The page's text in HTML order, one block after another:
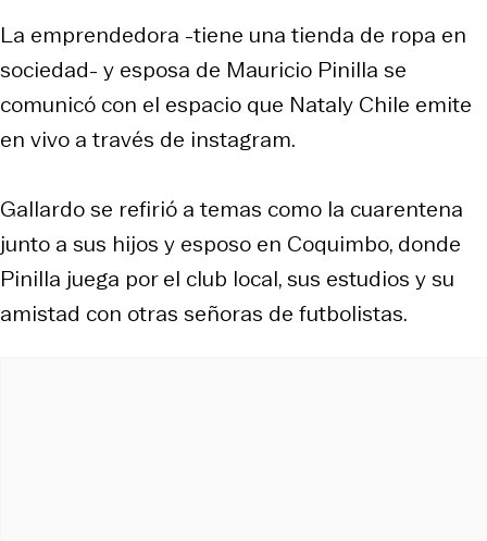
La emprendedora -tiene una tienda de ropa en
sociedad- y esposa de Mauricio Pinilla se
comunicó con el espacio que Nataly Chile emite
en vivo a través de instagram.
Gallardo se refirió a temas como la cuarentena
junto a sus hijos y esposo en Coquimbo, donde
Pinilla juega por el club local, sus estudios y su
amistad con otras señoras de futbolistas.